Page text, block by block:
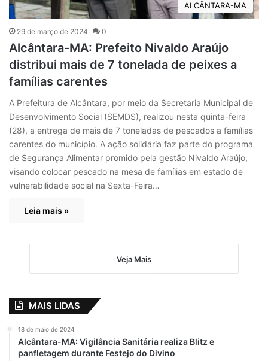
ALCÂNTARA-MA
29 de março de 2024 0
Alcântara-MA: Prefeito Nivaldo Araújo
distribui mais de 7 tonelada de peixes a
famílias carentes
A Prefeitura de Alcântara, por meio da Secretaria Municipal de
Desenvolvimento Social (SEMDS), realizou nesta quinta-feira
(28), a entrega de mais de 7 toneladas de pescados a famílias
carentes do município. A ação solidária faz parte do programa
de Segurança Alimentar promido pela gestão Nivaldo Araújo,
visando colocar pescado na mesa de famílias em estado de
vulnerabilidade social na Sexta-Feira…
Leia mais »
Veja Mais
MAIS LIDAS
18 de maio de 2024
Alcântara-MA: Vigilância Sanitária realiza Blitz e
panfletagem durante Festejo do Divino